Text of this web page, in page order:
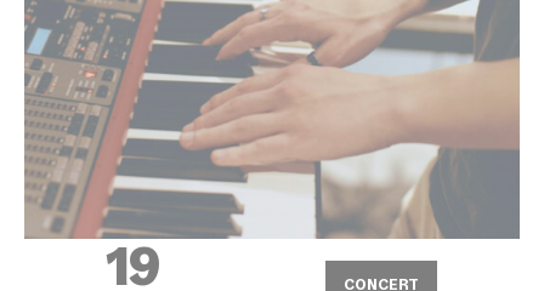
19 CONCERT